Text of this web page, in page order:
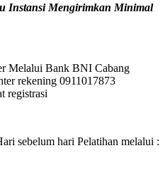
Instansi Mengirimkan Minimal
Melalui Bank BNI Cabang
rekening 0911017873
registrasi
sebelum hari Pelatihan melalui :